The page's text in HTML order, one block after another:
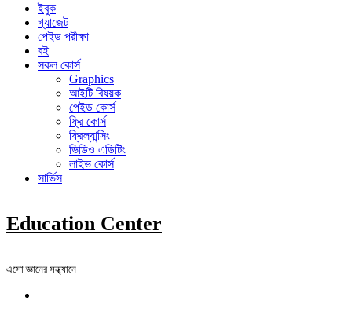
ইবুক
গ্যাজেট
পেইড পরীক্ষা
বই
সকল কোর্স
Graphics
আইটি বিষয়ক
পেইড কোর্স
ফ্রি কোর্স
ফ্রিল্যান্সিং
ভিডিও এডিটিং
লাইভ কোর্স
সার্ভিস
Education Center
এসো জ্ঞানের সন্ধ্যানে